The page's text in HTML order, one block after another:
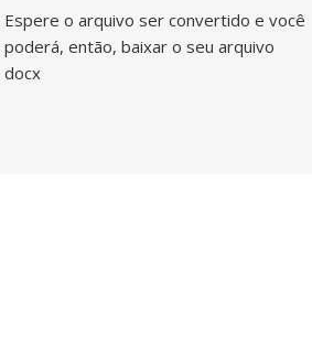
Espere o arquivo ser convertido e você
poderá, então, baixar o seu arquivo
docx